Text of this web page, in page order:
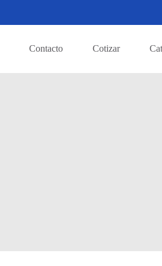
Contacto Cotizar